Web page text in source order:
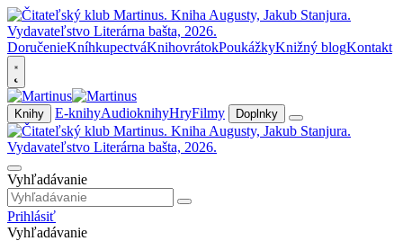
DoručenieKníhkupectváKnihovrátokPoukážkyKnižný blogKontakt
Knihy E-knihyAudioknihyHryFilmy Doplnky
Vyhľadávanie
Prihlásiť
Vyhľadávanie